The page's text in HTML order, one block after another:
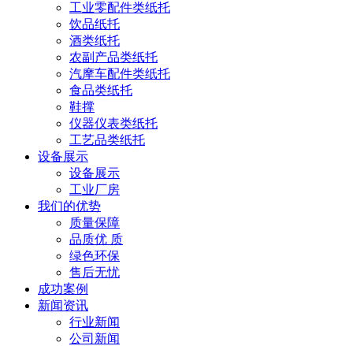
工业零配件类纸托
饮品纸托
酒类纸托
农副产品类纸托
汽摩车配件类纸托
食品类纸托
鞋撑
仪器仪表类纸托
工艺品类纸托
设备展示
设备展示
工业厂房
我们的优势
质量保障
品质优 质
绿色环保
售后无忧
成功案例
新闻资讯
行业新闻
公司新闻